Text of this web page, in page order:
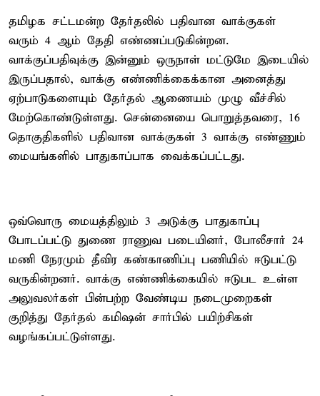
தமிழக சட்டமன்ற தேர்தலில் பதிவான வாக்குகள்
வரும் 4 ஆம் தேதி எண்ணப்படுகின்றன.
வாக்குப்பதிவுக்கு இன்னும் ஒருநாள் மட்டுமே இடையில்
இருப்பதால், வாக்கு எண்ணிக்கைக்கான அனைத்து
ஏற்பாடுகளையும் தேர்தல் ஆணையம் முழு வீச்சில்
மேற்கொண்டுள்ளது. சென்னையை பொறுத்தவரை, 16
தொகுதிகளில் பதிவான வாக்குகள் 3 வாக்கு எண்ணும்
மையங்களில் பாதுகாப்பாக வைக்கப்பட்டது.
ஒவ்வொரு மையத்திலும் 3 அடுக்கு பாதுகாப்பு
போடப்பட்டு துணை ராணுவ படையினர், போலீசார் 24
மணி நேரமும் தீவிர கண்காணிப்பு பணியில் ஈடுபட்டு
வருகின்றனர். வாக்கு எண்ணிக்கையில் ஈடுபட உள்ள
அலுவலர்கள் பின்பற்ற வேண்டிய நடைமுறைகள்
குறித்து தேர்தல் கமிஷன் சார்பில் பயிற்சிகள்
வழங்கப்பட்டுள்ளது.